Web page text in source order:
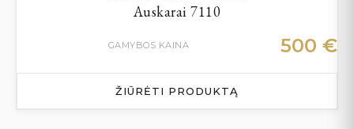
Auskarai 7110
GAMYBOS KAINA 500 €
ŽIŪRĖTI PRODUKTĄ